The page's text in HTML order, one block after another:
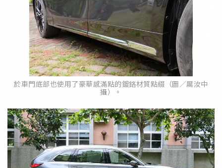
於車門底部也使用了豪華感滿點的鍍鉻材質點綴（圖／厲汝中
攝）。